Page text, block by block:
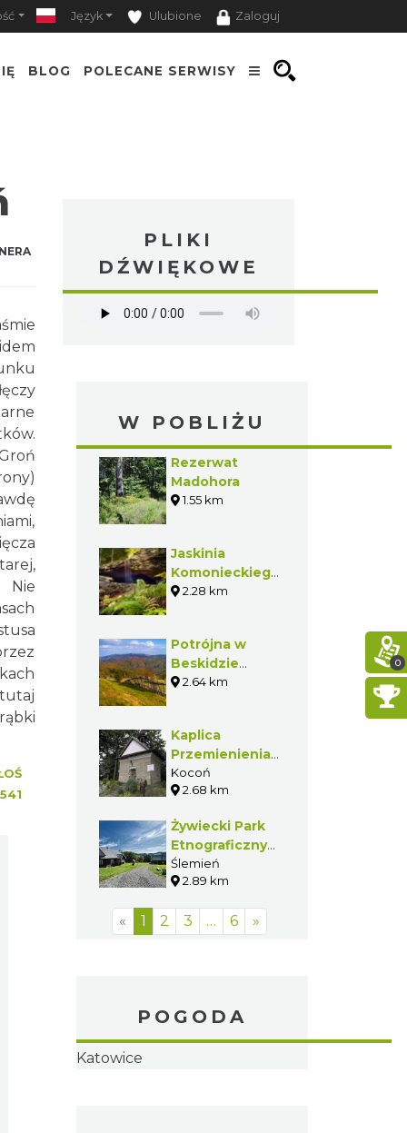
Język Ulubione Zaloguj
BLOG POLECANE SERWISY
Nie
541
PLIKI
DŹWIĘKOWE
W POBLIŻU
Rezerwat
Madohora
1.55 km
Jaskinia
Komonieckiego
i wodospad
2.28 km
Potrójna w
Beskidzie
Małym
2.64 km
Kaplica
Przemienienia
Pańskiego w
Koconiu
Kocoń
2.68 km
Żywiecki Park
Etnograficzny
w Ślemieniu
Ślemień
2.89 km
« 1 2 3 … 6 »
POGODA
Katowice
0